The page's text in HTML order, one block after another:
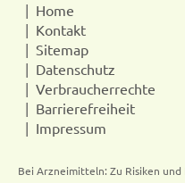
Home
Kontakt
Sitemap
Datenschutz
Verbraucherrechte
Barrierefreiheit
Impressum
Bei Arzneimitteln: Zu Risiken